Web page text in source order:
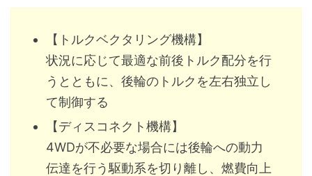
クリーンエアフィルター(花粉除去・脱臭機能付)
サンバイザー(運転席・助手席/バニティミラー・ランプ
カードホルダー
アシストグリップ(フロント2個、リヤ2個)
コートフック(2個)
リヤセンターアームレスト
(前後ス
運転席シートポジションメモリー
(2メモリー付き)
電動ランバーサポート
(運転席/2ウェイ)
-
快適温熱シート
(運転席・助手席)
リヤクロストラフィックオートブレーキ
[パーキングサポートブレーキ(後方接近車両)
+ブラインドスポットモニター[BSM]]
3本スポークステアリングホイール
ステアリングヒーター
シフトノブ
【トルクベクタリング機構】
状況に応じて最適な前後トルク配分を行
うとともに、後輪のトルクを左右独立し
て制御する
【ディスコネクト機構】
4WDが不必要な場合には後輪への動力
伝達を行う駆動系を切り離し、燃費向上